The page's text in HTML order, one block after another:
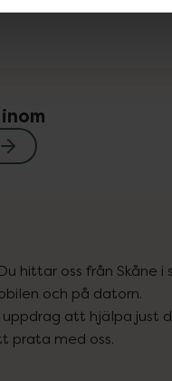
hittar oss från Skåne i
och på datorn.
att hjälpa just
prata med oss.